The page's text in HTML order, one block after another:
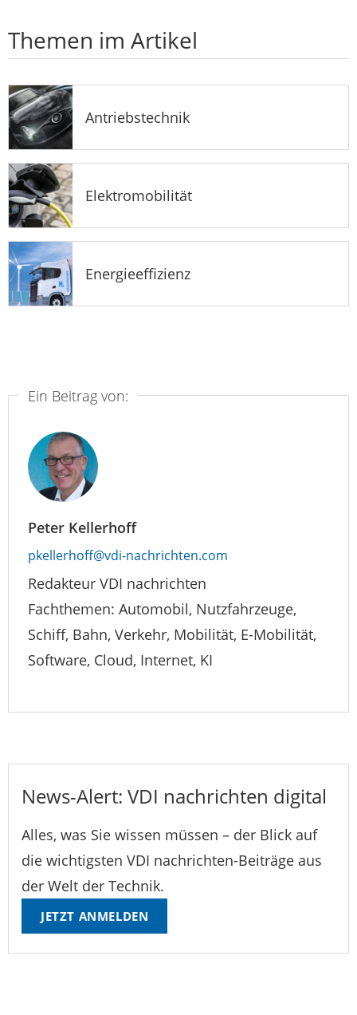
Themen im Artikel
Antriebstechnik
Elektromobilität
Energieeffizienz
Ein Beitrag von:
Peter Kellerhoff
pkellerhoff@vdi-nachrichten.com
Redakteur VDI nachrichten
Fachthemen: Automobil, Nutzfahrzeuge,
Schiff, Bahn, Verkehr, Mobilität, E-Mobilität,
Software, Cloud, Internet, KI
News-Alert: VDI nachrichten digital
Alles, was Sie wissen müssen – der Blick auf
die wichtigsten VDI nachrichten-Beiträge aus
der Welt der Technik.
JETZT ANMELDEN